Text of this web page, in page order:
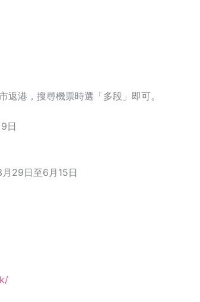
港，搜尋機票時選「多段」即可。
日
29日至6月15日